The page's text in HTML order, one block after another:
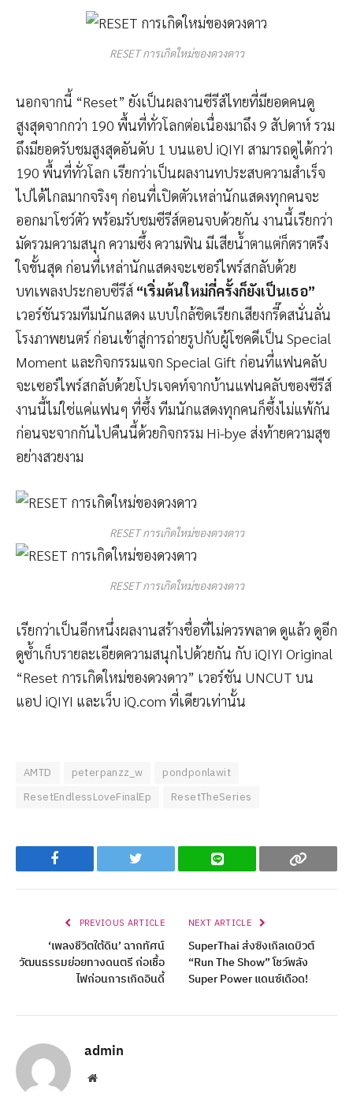
RESET การเกิดใหม่ของดวงดาว
นอกจากนี้ “Reset” ยังเป็นผลงานซีรีส์ไทยที่มียอดคนดู
สูงสุดจากกว่า 190 พื้นที่ทั่วโลกต่อเนื่องมาถึง 9 สัปดาห์ รวม
ถึงมียอดรับชมสูงสุดอันดับ 1 บนแอป iQIYI สามารถดูได้กว่า
190 พื้นที่ทั่วโลก เรียกว่าเป็นผลงานทประสบความสำเร็จ
ไปได้ไกลมากจริงๆ ก่อนที่เปิดตัวเหล่านักแสดงทุกคนจะ
ออกมาโชว์ตัว พร้อมรับชมซีรีส์ตอนจบด้วยกัน งานนี้เรียกว่า
มัดรวมความสนุก ความซึ้ง ความฟิน มีเสียน้ำตาแต่ก็ตราตรึง
ใจขั้นสุด ก่อนที่เหล่านักแสดงจะเซอร์ไพร์สกลับด้วย
บทเพลงประกอบซีรีส์ “เริ่มต้นใหม่กี่ครั้งก็ยังเป็นเธอ”
เวอร์ชันรวมทีมนักแสดง แบบใกล้ชิดเรียกเสียงกรี๊ดสนั่นลั่น
โรงภาพยนตร์ ก่อนเข้าสู่การถ่ายรูปกับผู้โชคดีเป็น Special
Moment และกิจกรรมแจก Special Gift ก่อนที่แฟนคลับ
จะเซอร์ไพร์สกลับด้วยโปรเจคท์จากบ้านแฟนคลับของซีรีส์
งานนี้ไม่ใช่แค่แฟนๆ ที่ซึ้ง ทีมนักแสดงทุกคนก็ซึ้งไม่แพ้กัน
ก่อนจะจากกันไปคืนนี้ด้วยกิจกรรม Hi-bye ส่งท้ายความสุข
อย่างสวยงาม
RESET การเกิดใหม่ของดวงดาว
RESET การเกิดใหม่ของดวงดาว
เรียกว่าเป็นอีกหนึ่งผลงานสร้างชื่อที่ไม่ควรพลาด ดูแล้ว ดูอีก
ดูซ้ำเก็บรายละเอียดความสนุกไปด้วยกัน กับ iQIYI Original
“Reset การเกิดใหม่ของดวงดาว” เวอร์ชัน UNCUT บน
แอป iQIYI และเว็บ iQ.com ที่เดียวเท่านั้น
AMTD peterpanzz_w
pondponlawit
ResetEndlessLoveFinalEp
ResetTheSeries
Facebook Twitter Line Copy
PREVIOUS ARTICLE
‘เพลงชีวิตใต้ดิน’ ฉากทัศน์
วัฒนธรรมย่อยทางดนตรี ก่อเชื้อ
ไฟก่อนการเกิดอินดี้
NEXT ARTICLE
SuperThai ส่งซิงเกิลเดบิวต์
“Run The Show” โชว์พลัง
Super Power แดนซ์เดือด!
admin
Website